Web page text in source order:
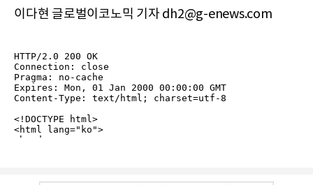
이다현 글로벌이코노믹 기자 dh2@g-enews.com